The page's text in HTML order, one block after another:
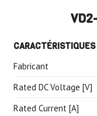
CARACTÉRISTIQUES
Fabricant
Rated DC Voltage [V]
Rated Current [A]